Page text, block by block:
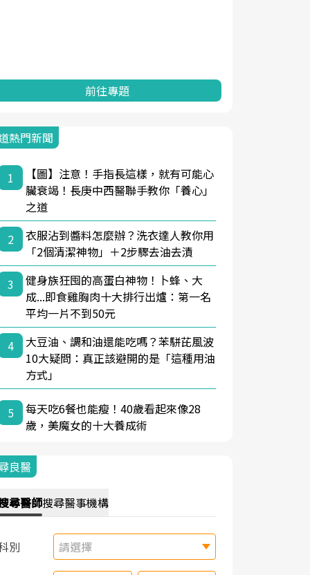
前往專題
熱門新聞
1
【圖】注意！手指長這樣，就有可能心
臟衰竭！長庚中西醫聯手教你「養心」
之道
2
衣服沾到醬料怎麼辦？洗衣達人教你用
「2個清潔神物」＋2步驟去油去漬
3
健身族狂囤的高蛋白神物！卜蜂、大
成...即食雞胸肉十大排行出爐：第一名
平均一片不到50元
4
大豆油、調和油還能吃嗎？苯駢芘風波
10大疑問：真正該避開的是「這種用油
方式」
5
每天吃6餐也能瘦！40歲看起來像28
歲，美魔女的十大養成術
良醫
尋醫師搜尋醫事機構
別 請選擇